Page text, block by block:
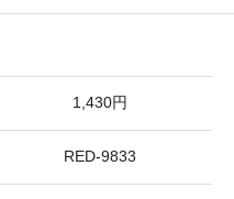
1,430円
RED-9833